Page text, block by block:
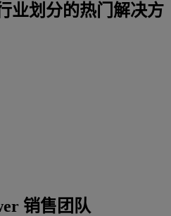
业划分的热门解决方
销售团队